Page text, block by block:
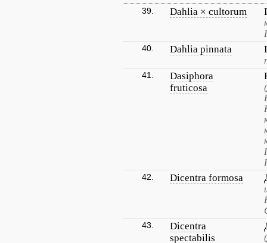
39. Dahlia × cultorum
40. Dahlia pinnata
41.
Dasiphora
fruticosa
42. Dicentra formosa
43.
Dicentra
spectabilis